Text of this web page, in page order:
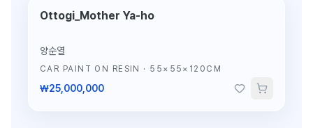
단 1점뿐인 조각
Ottogi_Mother Ya-ho
양순열
CAR PAINT ON RESIN · 55×55×120CM
₩25,000,000